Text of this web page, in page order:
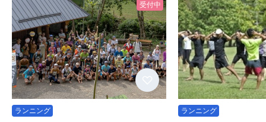
受付中
ランニング ランニング